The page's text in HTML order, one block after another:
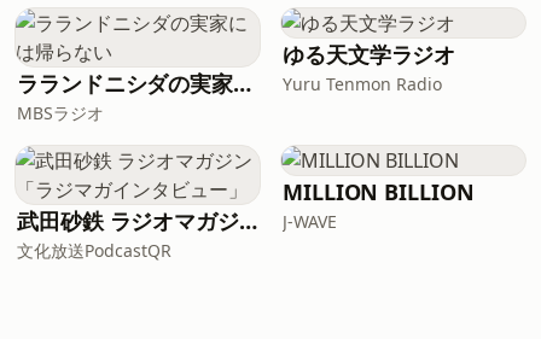
ラランドニシダの実家には帰らない
MBSラジオ
ゆる天文学ラジオ
Yuru Tenmon Radio
武田砂鉄 ラジオマガジン「ラジマガインタビュー」
文化放送PodcastQR
MILLION BILLION
J-WAVE